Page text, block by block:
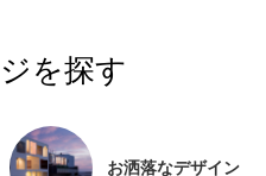
を探す
お洒落なデザイン